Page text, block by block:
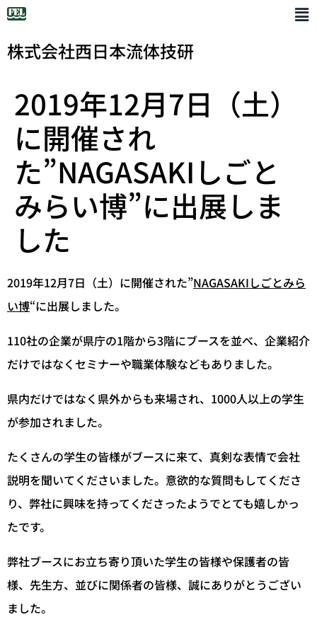
株式会社西日本流体技研
2019年12月7日（土）
に開催され
た”NAGASAKIしごと
みらい博”に出展しま
した
2019年12月7日（土）に開催された”NAGASAKIしごとみら
い博“に出展しました。
110社の企業が県庁の1階から3階にブースを並べ、企業紹介
だけではなくセミナーや職業体験などもありました。
県内だけではなく県外からも来場され、1000人以上の学生
が参加されました。
たくさんの学生の皆様がブースに来て、真剣な表情で会社
説明を聞いてくださいました。意欲的な質問もしてくださ
り、弊社に興味を持ってくださったようでとても嬉しかっ
たです。
弊社ブースにお立ち寄り頂いた学生の皆様や保護者の皆
様、先生方、並びに関係者の皆様、誠にありがとうござい
ました。